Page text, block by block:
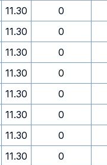
11.30 0
11.30 0
11.30 0
11.30 0
11.30 0
11.30 0
11.30 0
11.30 0